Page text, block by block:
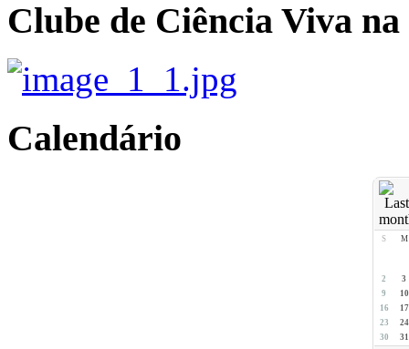
Clube de Ciência Viva
Calendário
S M
2
3
9
10
16
17
23
24
30
31